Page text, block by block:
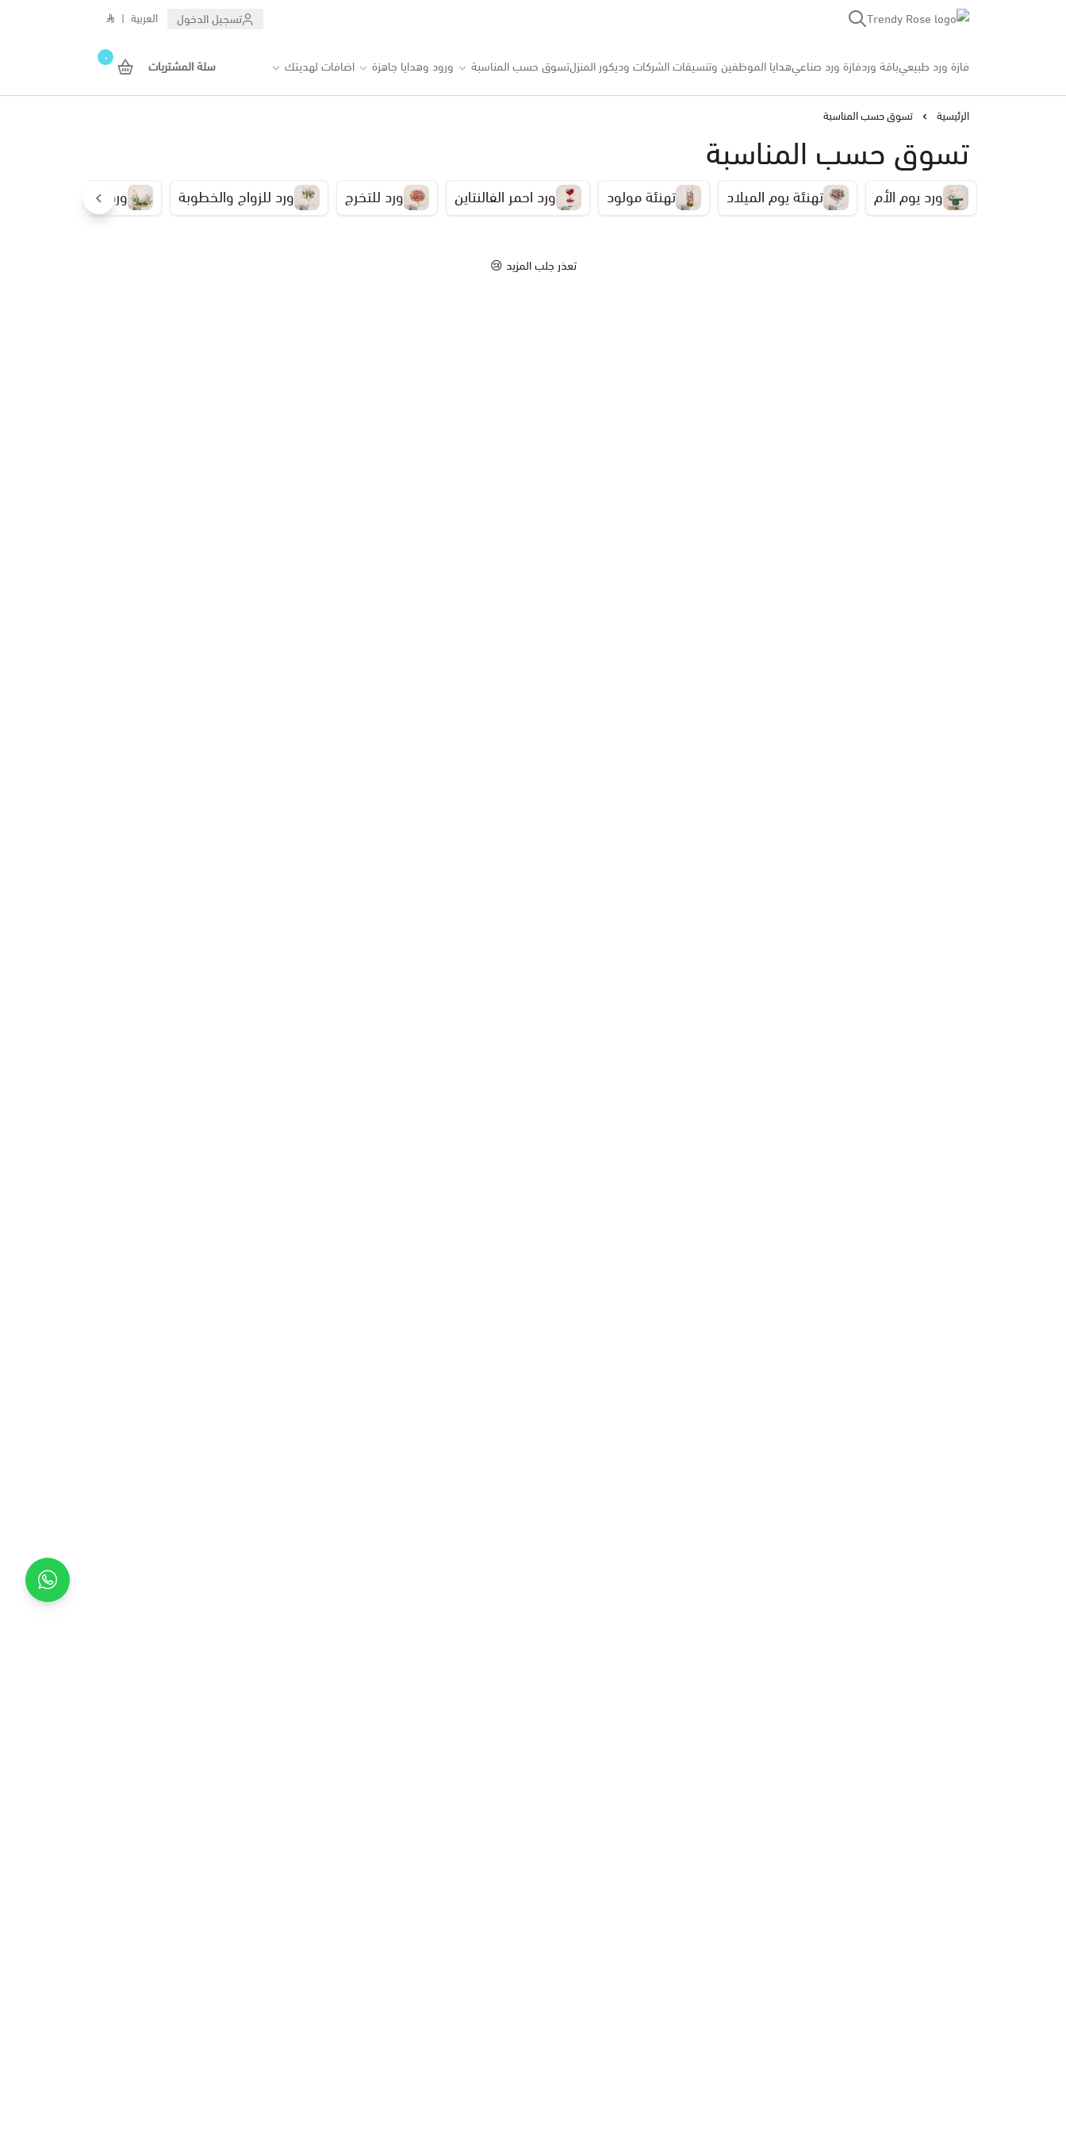
Trendy Rose تسجيل الدخول العربية |
فازة ورد طبيعيباقة وردفازة ورد صناعيهدايا الموظفين وتنسيقات الشركات وديكور المنزلتسوق حسب المناسبة ورود وهدايا جاهزة اضافات لهديتك سلة المشتريات
٠
الرئيسية تسوق حسب المناسبة
تسوق حسب المناسبة
ورد يوم الأم تهنئة يوم الميلاد تهنئة مولود ورد احمر الفالنتاين ورد للتخرج ورد للزواج والخطوبة ورد للزيارات الاجتماعية
تعذر جلب المزيد 😢